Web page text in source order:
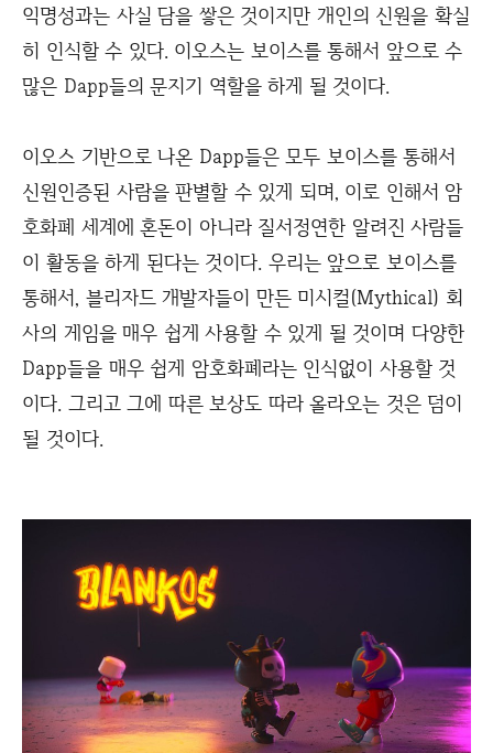
익명성과는 사실 담을 쌓은 것이지만 개인의 신원을 확실
히 인식할 수 있다. 이오스는 보이스를 통해서 앞으로 수
많은 Dapp들의 문지기 역할을 하게 될 것이다.
이오스 기반으로 나온 Dapp들은 모두 보이스를 통해서
신원인증된 사람을 판별할 수 있게 되며, 이로 인해서 암
호화폐 세계에 혼돈이 아니라 질서정연한 알려진 사람들
이 활동을 하게 된다는 것이다. 우리는 앞으로 보이스를
통해서, 블리자드 개발자들이 만든 미시컬(Mythical) 회
사의 게임을 매우 쉽게 사용할 수 있게 될 것이며 다양한
Dapp들을 매우 쉽게 암호화폐라는 인식없이 사용할 것
이다. 그리고 그에 따른 보상도 따라 올라오는 것은 덤이
될 것이다.